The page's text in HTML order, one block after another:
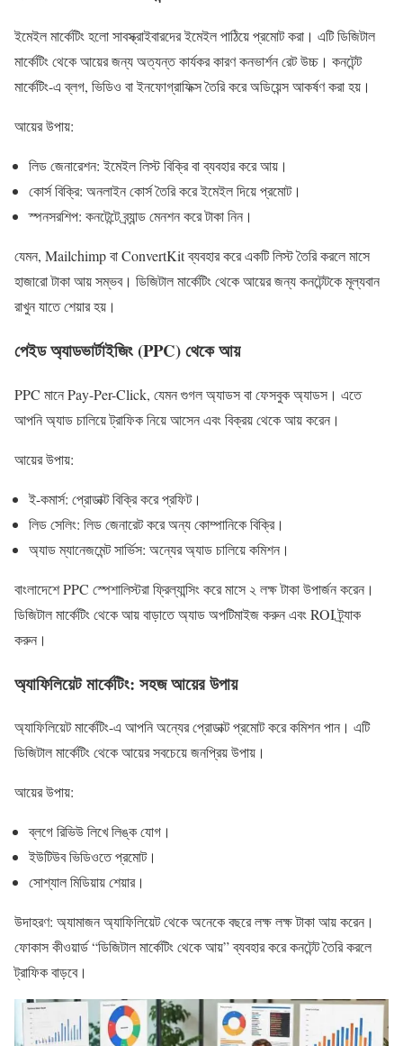
ইমেইল মার্কেটিং হলো সাবস্ক্রাইবারদের ইমেইল পাঠিয়ে প্রমোট করা। এটি ডিজিটাল
মার্কেটিং থেকে আয়ের জন্য অত্যন্ত কার্যকর কারণ কনভার্শন রেট উচ্চ। কনটেন্ট
মার্কেটিং-এ ব্লগ, ভিডিও বা ইনফোগ্রাফিক্স তৈরি করে অডিয়েন্স আকর্ষণ করা হয়।
আয়ের উপায়:
লিড জেনারেশন: ইমেইল লিস্ট বিক্রি বা ব্যবহার করে আয়।
কোর্স বিক্রি: অনলাইন কোর্স তৈরি করে ইমেইল দিয়ে প্রমোট।
স্পনসরশিপ: কনটেন্টে ব্র্যান্ড মেনশন করে টাকা নিন।
যেমন, Mailchimp বা ConvertKit ব্যবহার করে একটি লিস্ট তৈরি করলে মাসে
হাজারো টাকা আয় সম্ভব। ডিজিটাল মার্কেটিং থেকে আয়ের জন্য কনটেন্টকে মূল্যবান
রাখুন যাতে শেয়ার হয়।
পেইড অ্যাডভার্টাইজিং (PPC) থেকে আয়
PPC মানে Pay-Per-Click, যেমন গুগল অ্যাডস বা ফেসবুক অ্যাডস। এতে
আপনি অ্যাড চালিয়ে ট্রাফিক নিয়ে আসেন এবং বিক্রয় থেকে আয় করেন।
আয়ের উপায়:
ই-কমার্স: প্রোডাক্ট বিক্রি করে প্রফিট।
লিড সেলিং: লিড জেনারেট করে অন্য কোম্পানিকে বিক্রি।
অ্যাড ম্যানেজমেন্ট সার্ভিস: অন্যের অ্যাড চালিয়ে কমিশন।
বাংলাদেশে PPC স্পেশালিস্টরা ফ্রিল্যান্সিং করে মাসে ২ লক্ষ টাকা উপার্জন করেন।
ডিজিটাল মার্কেটিং থেকে আয় বাড়াতে অ্যাড অপটিমাইজ করুন এবং ROI ট্র্যাক
করুন।
অ্যাফিলিয়েট মার্কেটিং: সহজ আয়ের উপায়
অ্যাফিলিয়েট মার্কেটিং-এ আপনি অন্যের প্রোডাক্ট প্রমোট করে কমিশন পান। এটি
ডিজিটাল মার্কেটিং থেকে আয়ের সবচেয়ে জনপ্রিয় উপায়।
আয়ের উপায়:
ব্লগে রিভিউ লিখে লিঙ্ক যোগ।
ইউটিউব ভিডিওতে প্রমোট।
সোশ্যাল মিডিয়ায় শেয়ার।
উদাহরণ: অ্যামাজন অ্যাফিলিয়েট থেকে অনেকে বছরে লক্ষ লক্ষ টাকা আয় করেন।
ফোকাস কীওয়ার্ড “ডিজিটাল মার্কেটিং থেকে আয়” ব্যবহার করে কনটেন্ট তৈরি করলে
ট্রাফিক বাড়বে।